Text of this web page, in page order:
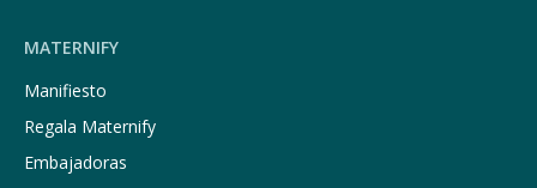
MATERNIFY
Manifiesto
Regala Maternify
Embajadoras